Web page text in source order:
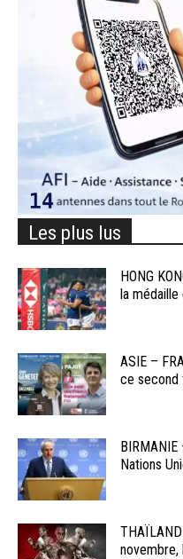
Les plus lus
HONG
la médaille
ASIE –
ce second
Nations
novembre,